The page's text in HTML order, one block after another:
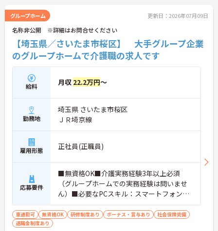
詳細をお話ししますのでお気軽にご相談ください！
グループホーム 更新日：2026年07月09日
名称非公開 ※詳細はお問合せください
【埼玉県／さいたま市桜区】 大手グループ企業
のグループホームで介護職の求人です
給料 月収 22.2万円～
勤務地
埼玉県 さいたま市桜区
ＪＲ埼京線
雇用形態 正社員(正職員)
応募要件
■無資格OK■介護実務経験3年以上必須
（グループホームでの実務経験は問いませ
ん）■必要なPCスキル：スマートフォンで
のデータの入力が必須
車通勤可 無資格OK 研修制度あり ボーナス・賞与あり
社会保険完備
退職金制度あり